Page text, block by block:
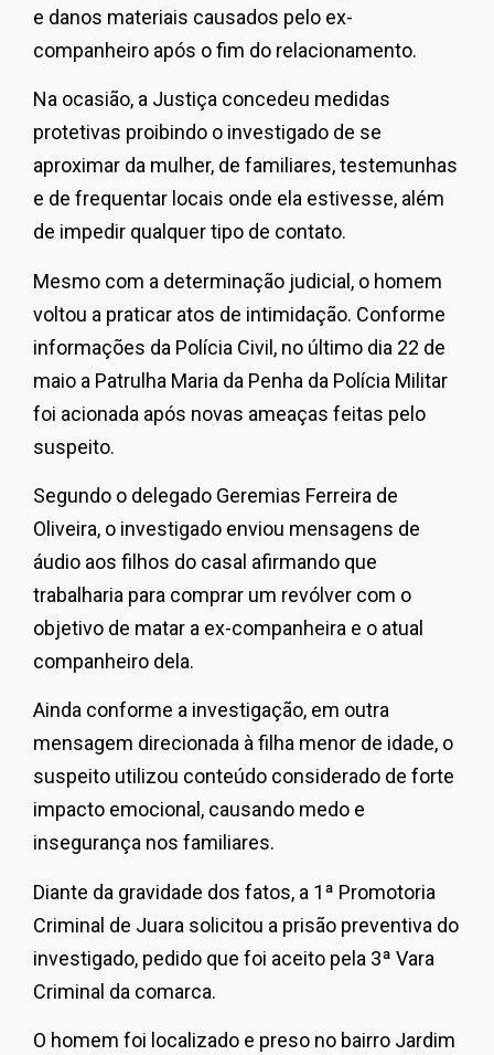
e danos materiais causados pelo ex-
companheiro após o fim do relacionamento.
Na ocasião, a Justiça concedeu medidas
protetivas proibindo o investigado de se
aproximar da mulher, de familiares, testemunhas
e de frequentar locais onde ela estivesse, além
de impedir qualquer tipo de contato.
Mesmo com a determinação judicial, o homem
voltou a praticar atos de intimidação. Conforme
informações da Polícia Civil, no último dia 22 de
maio a Patrulha Maria da Penha da Polícia Militar
foi acionada após novas ameaças feitas pelo
suspeito.
Segundo o delegado Geremias Ferreira de
Oliveira, o investigado enviou mensagens de
áudio aos filhos do casal afirmando que
trabalharia para comprar um revólver com o
objetivo de matar a ex-companheira e o atual
companheiro dela.
Ainda conforme a investigação, em outra
mensagem direcionada à filha menor de idade, o
suspeito utilizou conteúdo considerado de forte
impacto emocional, causando medo e
insegurança nos familiares.
Diante da gravidade dos fatos, a 1ª Promotoria
Criminal de Juara solicitou a prisão preventiva do
investigado, pedido que foi aceito pela 3ª Vara
Criminal da comarca.
O homem foi localizado e preso no bairro Jardim